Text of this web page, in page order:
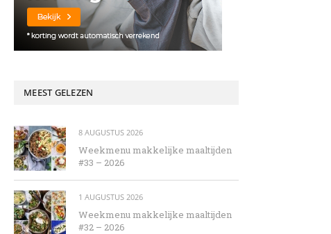
MEEST GELEZEN
8 AUGUSTUS 2026
Weekmenu makkelijke maaltijden
#33 – 2026
1 AUGUSTUS 2026
Weekmenu makkelijke maaltijden
#32 – 2026